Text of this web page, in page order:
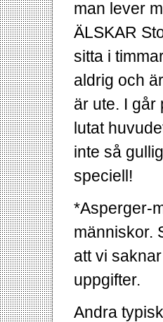
man lever
ÄLSKAR
sitta i
aldrig och
är ute. I går
lutat
inte så
speciell!
*Asperger-
människor.
att vi
uppgifter.
Andra